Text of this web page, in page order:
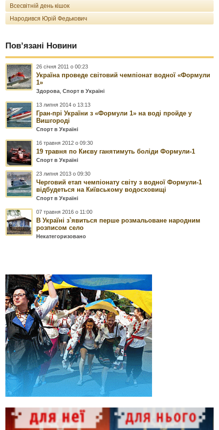
Всесвітній день кішок
Народився Юрій Федькович
Пов’язані Новини
26 січня 2011 о 00:23
Україна проведе світовий чемпіонат водної «Формули
1»
Здорова ,Спорт в Україні
13 липня 2014 о 13:13
Гран-прі України з «Формули 1» на воді пройде у
Вишгороді
Спорт в Україні
16 травня 2012 о 09:30
19 травня по Києву ганятимуть боліди Формули-1
Спорт в Україні
23 липня 2013 о 09:30
Черговий етап чемпіонату світу з водної Формули-1
відбудеться на Київському водосховищі
Спорт в Україні
07 травня 2016 о 11:00
В Україні з`явиться перше розмальоване народним
розписом село
Некатегоризовано